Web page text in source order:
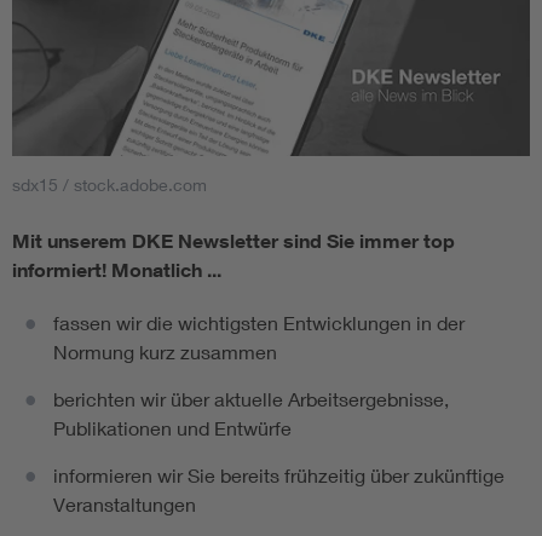
sdx15 / stock.adobe.com
Mit unserem DKE Newsletter sind Sie immer top
informiert! Monatlich ...
fassen wir die wichtigsten Entwicklungen in der
Normung kurz zusammen
berichten wir über aktuelle Arbeitsergebnisse,
Publikationen und Entwürfe
informieren wir Sie bereits frühzeitig über zukünftige
Veranstaltungen